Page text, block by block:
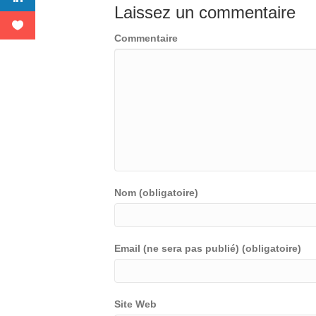
Laissez un commentaire
Commentaire
Nom (obligatoire)
Email (ne sera pas publié) (obligatoire)
Site Web